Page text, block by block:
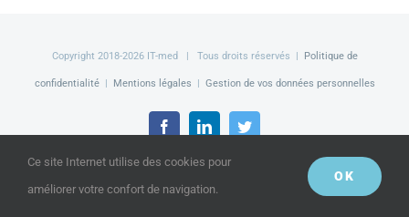
Copyright 2018-2026 IT-med | Tous droits réservés | Politique de
confidentialité| Mentions légales | Gestion de vos données personnelles
FacebookLinkedInTwitter
Ce site Internet utilise des cookies pour
améliorer votre confort de navigation.
OK